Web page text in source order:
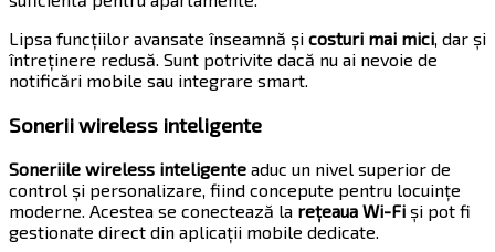
Lipsa funcțiilor avansate înseamnă și costuri mai mici, dar și
întreținere redusă. Sunt potrivite dacă nu ai nevoie de
notificări mobile sau integrare smart.
Sonerii wireless inteligente
Soneriile wireless inteligente aduc un nivel superior de
control și personalizare, fiind concepute pentru locuințe
moderne. Acestea se conectează la rețeaua Wi-Fi și pot fi
gestionate direct din aplicații mobile dedicate.